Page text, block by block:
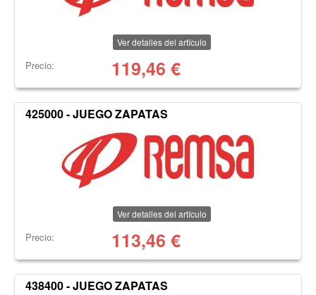
Ver detalles del artículo
Precio: 119,46 €
425000 - JUEGO ZAPATAS
Ver detalles del artículo
Precio: 113,46 €
438400 - JUEGO ZAPATAS